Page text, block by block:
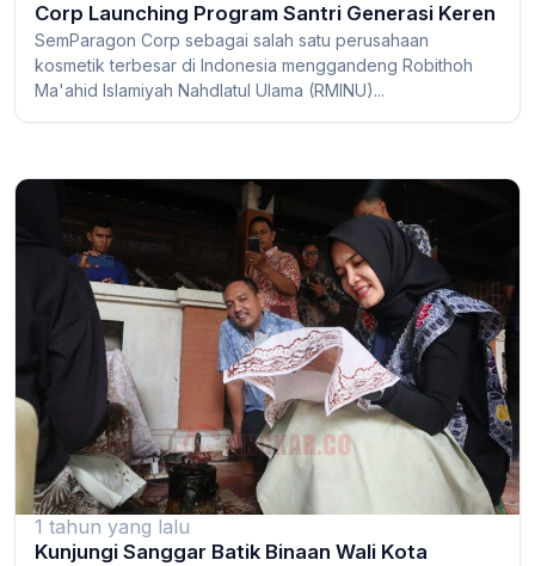
Corp Launching Program Santri Generasi Keren
SemParagon Corp sebagai salah satu perusahaan
kosmetik terbesar di Indonesia menggandeng Robithoh
Ma'ahid Islamiyah Nahdlatul Ulama (RMINU)...
1 tahun yang lalu
Kunjungi Sanggar Batik Binaan Wali Kota